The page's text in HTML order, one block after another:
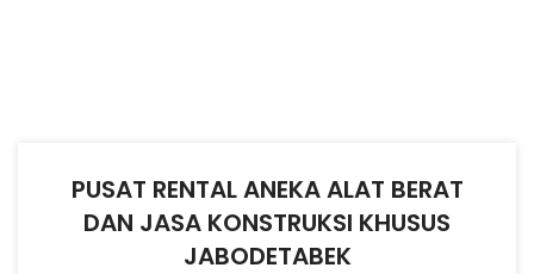
PUSAT RENTAL ANEKA ALAT BERAT
DAN JASA KONSTRUKSI KHUSUS
JABODETABEK